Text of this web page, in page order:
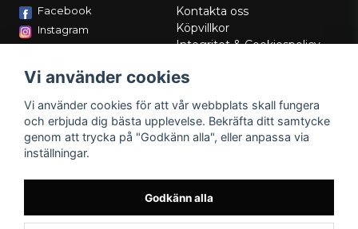
Facebook
Instagram
Kontakta oss
Köpvillkor
Integritet & Cookiespolicy
Service/Garanti
Lådritning
Om oss
Vi använder cookies
Vi använder cookies för att vår webbplats skall fungera
och erbjuda dig bästa upplevelse. Bekräfta ditt samtycke
genom att trycka på "Godkänn alla", eller anpassa via
inställningar.
Godkänn alla